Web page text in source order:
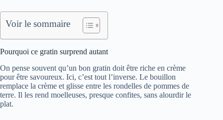
Voir le sommaire
Pourquoi ce gratin surprend autant
On pense souvent qu’un bon gratin doit être riche en crème
pour être savoureux. Ici, c’est tout l’inverse. Le bouillon
remplace la crème et glisse entre les rondelles de pommes de
terre. Il les rend moelleuses, presque confites, sans alourdir le
plat.